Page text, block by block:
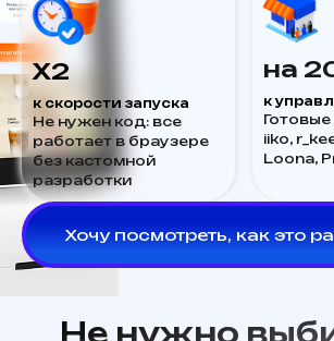
X2
к скорости запуска
Не нужен код: все
работает в браузере
без кастомной
разработки
на
к
iiko,
Loona,
Хочу посмотреть, как это
Не нужно